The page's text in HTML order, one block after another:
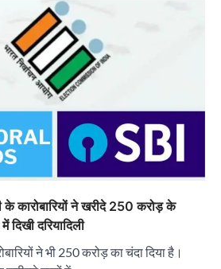
कारोबारियों ने खरीदे 250 करोड़ के
दिखी दरियादिली
ने भी 250 करोड़ का चंदा दिया है।